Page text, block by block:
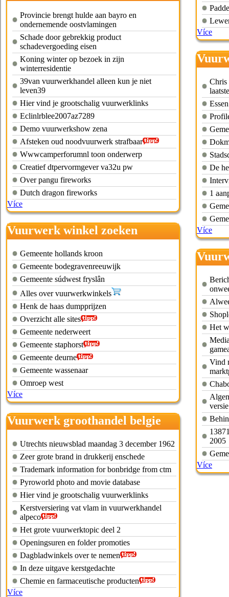
Provincie brengt hulde aan bayro en
ondernemende oostvlamingen
Schade door gebrekkig product
schadevergoeding eisen
Koning winter op bezoek in zijn
winterresidentie
39van vuurwerkhandel alleen kun je niet
leven39
Hier vind je grootschalig vuurwerklinks
Eclinlrblee2007az7289
Demo vuurwerkshow zena
Afsteken oud noodvuurwerk strafbaar
Wwwcamperforumnl toon onderwerp
Creatief dtpervormgever va32u pw
Over pangu fireworks
Dutch dragon fireworks
Více
Vuurwerk winkel zoeken
Gemeente hollands kroon
Gemeente bodegravenreeuwijk
Gemeente súdwest fryslân
Alles over vuurwerkwinkels
Henk de haas dumpprijzen
Overzicht alle sites
Gemeente nederweert
Gemeente staphorst
Gemeente deurne
Gemeente wassenaar
Omroep west
Více
Vuurwerk groothandel belgie
kapellen
Utrechts nieuwsblad maandag 3 december 1962
Zeer grote brand in drukkerij enschede
Trademark information for bonbridge from ctm
Pyroworld photo and movie database
Hier vind je grootschalig vuurwerklinks
Kerstversiering vat vlam in vuurwerkhandel
alpeco
Het grote vuurwerktopic deel 2
Openingsuren en folder promoties
Dagbladwinkels over te nemen
In deze uitgave kerstgedachte
Chemie en farmaceutische producten
Více
Více
Chris
De
1
Více
Het
Vind
2005
Více